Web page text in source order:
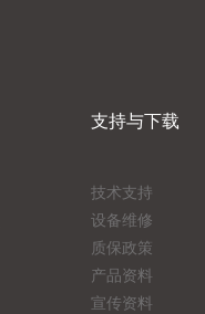
支持与下载
技术支持
设备维修
质保政策
产品资料
宣传资料